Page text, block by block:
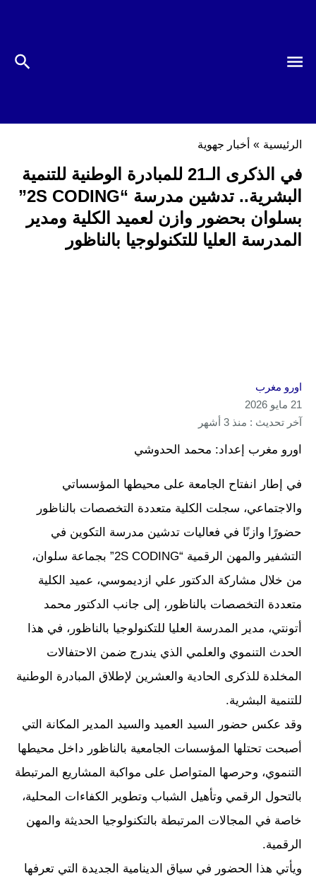
الرئيسية » أخبار جهوية
في الذكرى الـ21 للمبادرة الوطنية للتنمية
البشرية.. تدشين مدرسة “2S CODING”
بسلوان بحضور وازن لعميد الكلية ومدير
المدرسة العليا للتكنولوجيا بالناظور
اورو مغرب
21 مايو 2026
آخر تحديث : منذ 3 أشهر
اورو مغرب إعداد: محمد الحدوشي
في إطار انفتاح الجامعة على محيطها المؤسساتي
والاجتماعي، سجلت الكلية متعددة التخصصات بالناظور
حضورًا وازنًا في فعاليات تدشين مدرسة التكوين في
التشفير والمهن الرقمية “2S CODING” بجماعة سلوان،
من خلال مشاركة الدكتور علي ازديموسي، عميد الكلية
متعددة التخصصات بالناظور، إلى جانب الدكتور محمد
أتونتي، مدير المدرسة العليا للتكنولوجيا بالناظور، في هذا
الحدث التنموي والعلمي الذي يندرج ضمن الاحتفالات
المخلدة للذكرى الحادية والعشرين لإطلاق المبادرة الوطنية
للتنمية البشرية.
وقد عكس حضور السيد العميد والسيد المدير المكانة التي
أصبحت تحتلها المؤسسات الجامعية بالناظور داخل محيطها
التنموي، وحرصها المتواصل على مواكبة المشاريع المرتبطة
بالتحول الرقمي وتأهيل الشباب وتطوير الكفاءات المحلية،
خاصة في المجالات المرتبطة بالتكنولوجيا الحديثة والمهن
الرقمية.
ويأتي هذا الحضور في سياق الدينامية الجديدة التي تعرفها